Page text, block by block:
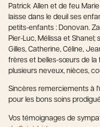
Patrick Allen et de feu
laisse dans le deuil ses
petits-enfants : Donovan.
Pier-Luc, Mélissa et Shanel;
Gilles, Catherine, Céline,
frères et belles-sœurs de la
plusieurs neveux, nièces,
Sincères remerciements à
pour les bons soins
Vos témoignages de